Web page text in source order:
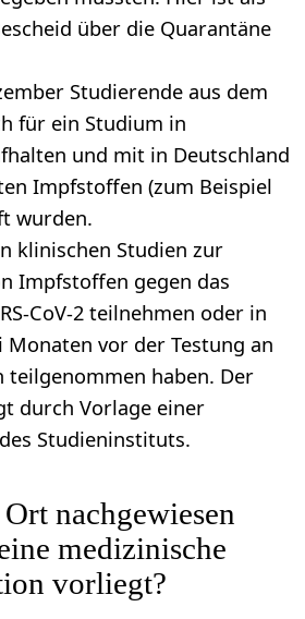
über die Quarantäne
Studierende aus dem
für ein Studium in
und mit in Deutschland
Impfstoffen (zum Beispiel
wurden.
klinischen Studien zur
Impfstoffen gegen das
CoV-2 teilnehmen oder in
vor der Testung an
teilgenommen haben. Der
durch Vorlage einer
Studieninstituts.
nachgewiesen
medizinische
vorliegt?